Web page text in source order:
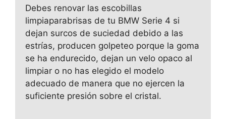
Debes renovar las escobillas
limpiaparabrisas de tu BMW Serie 4 si
dejan surcos de suciedad debido a las
estrías, producen golpeteo porque la goma
se ha endurecido, dejan un velo opaco al
limpiar o no has elegido el modelo
adecuado de manera que no ejercen la
suficiente presión sobre el cristal.